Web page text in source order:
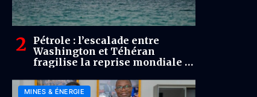
Pétrole : l’escalade entre
Washington et Téhéran
fragilise la reprise mondiale et
risque
MINES & ÉNERGIE